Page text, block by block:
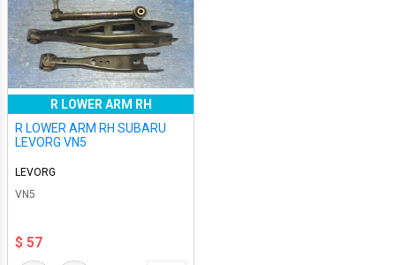
R LOWER ARM RH
R LOWER ARM RH SUBARU
LEVORG VN5
LEVORG
VN5
$ 57